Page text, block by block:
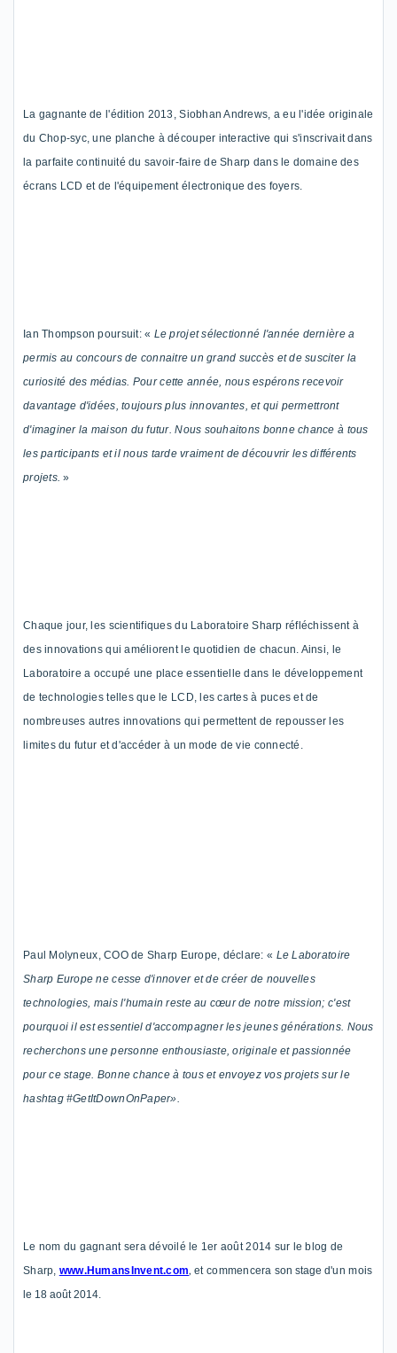
La gagnante de l'édition 2013,Siobhan Andrews, a eu l'idée originale
du Chop-syc, une planche à découper interactive qui s'inscrivait dans
la parfaite continuité du savoir-faire de Sharp dans le domaine des
écrans LCD etde l'équipement électronique des foyers.
Ian Thompsonpoursuit: « Le projet sélectionné l'année dernière a
permis au concoursde connaitre un grand succès et de susciter la
curiosité des médias. Pour cette année, nous espérons recevoir
davantage d'idées, toujours plus innovantes, et qui permettront
d'imaginer la maison du futur. Nous souhaitons bonne chance à tous
les participants etil nous tarde vraiment de découvrir lesdifférents
projets. »
Chaque jour, les scientifiques du Laboratoire Sharp réfléchissent à
des innovations qui améliorent le quotidien de chacun. Ainsi, le
Laboratoire a occupé une place essentielle dans le développement
de technologies telles que le LCD, les cartes à puces et de
nombreuses autres innovations qui permettent de repousser les
limites du futur et d'accéder à un mode de vie connecté.
Paul Molyneux, COO de Sharp Europe, déclare: « Le Laboratoire
Sharp Europe ne cesse d'innover et de créer de nouvelles
technologies, mais l'humain reste au cœurde notre mission; c'est
pourquoi il est essentiel d'accompagner les jeunes générations. Nous
recherchons une personne enthousiaste, originale et passionnée
pour ce stage. Bonne chanceà touset envoyez vos projetssur le
hashtag #GetItDownOnPaper».
Le nom du gagnant seradévoilé le 1er août 2014 sur le blog de
Sharp, www.HumansInvent.com,et commencera son stage d'un mois
le 18 août 2014.